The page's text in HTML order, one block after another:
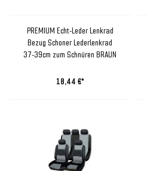
PREMIUM Echt-Leder Lenkrad
Bezug Schoner Lederlenkrad
37-39cm zum Schnüren BRAUN
18,44 €*